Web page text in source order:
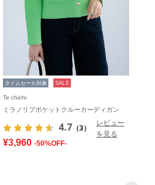
タイムセール対象 SALE
Te chichi
ミラノリブポケットクルーカーディガン
4.7 （3）
レビュー
を見る
¥3,960 -50%OFF-